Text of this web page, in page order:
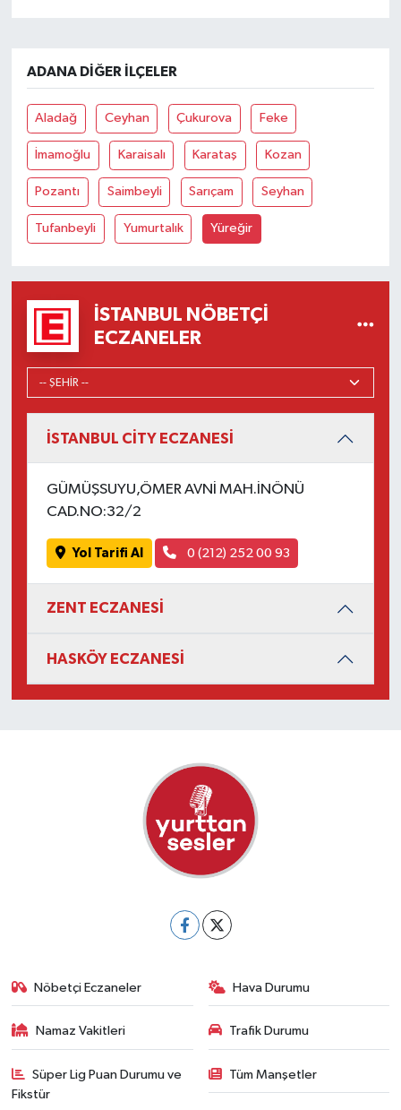
ADANA DIĞER İLÇELER
Aladağ Ceyhan Çukurova Feke
İmamoğlu Karaisalı Karataş Kozan
Pozantı Saimbeyli Sarıçam Seyhan
Tufanbeyli Yumurtalık Yüreğir
İSTANBUL NÖBETÇI
ECZANELER
İSTANBUL CİTY ECZANESİ
GÜMÜŞSUYU,ÖMER AVNİ MAH.İNÖNÜ
CAD.NO:32/2
Yol Tarifi Al 0 (212) 252 00 93
ZENT ECZANESİ
HASKÖY ECZANESİ
Nöbetçi Eczaneler Hava Durumu
Namaz Vakitleri Trafik Durumu
Süper Lig Puan Durumu ve
Fikstür
Tüm Manşetler